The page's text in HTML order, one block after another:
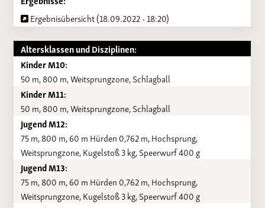
Ergebnisübersicht (18.09.2022 - 18:20)
Altersklassen und Disziplinen:
Kinder M10:
50 m, 800 m, Weitsprungzone, Schlagball
Kinder M11:
50 m, 800 m, Weitsprungzone, Schlagball
Jugend M12:
75 m, 800 m, 60 m Hürden 0,762 m, Hochsprung,
Weitsprungzone, Kugelstoß 3 kg, Speerwurf 400 g
Jugend M13:
75 m, 800 m, 60 m Hürden 0,762 m, Hochsprung,
Weitsprungzone, Kugelstoß 3 kg, Speerwurf 400 g